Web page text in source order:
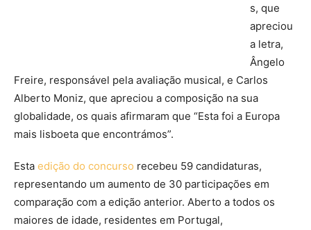
s, que
apreciou
a letra,
Ângelo
Freire, responsável pela avaliação musical, e Carlos
Alberto Moniz, que apreciou a composição na sua
globalidade, os quais afirmaram que “Esta foi a Europa
mais lisboeta que encontrámos”.
Esta edição do concurso recebeu 59 candidaturas,
representando um aumento de 30 participações em
comparação com a edição anterior. Aberto a todos os
maiores de idade, residentes em Portugal,